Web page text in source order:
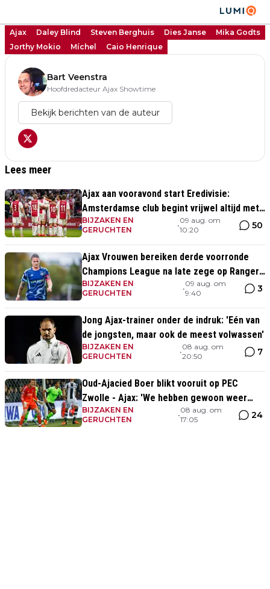
Ajax Daley Blind Steven Berghuis Dies Janse
Mika Godts
Jorthy Mokio
Míchel Caio Henrique
Bart Veenstra
Hoofdredacteur Ajax Showtime
Bekijk berichten van de auteur
Lees meer
Ajax aan vooravond start Eredivisie:
Amsterdamse club begint vrijwel altijd met
zege
BIJZAKEN EN
GERUCHTEN
•
09 aug. om
10:20
50
Ajax Vrouwen bereiken derde voorronde
Champions League na late zege op Rangers
FC
BIJZAKEN EN
GERUCHTEN
•
09 aug. om
9:40
3
Jong Ajax-trainer onder de indruk: 'Eén van
de jongsten, maar ook de meest volwassen'
BIJZAKEN EN
GERUCHTEN
•
08 aug. om
20:50
7
Oud-Ajacied Boer blikt vooruit op PEC
Zwolle - Ajax: 'We hebben gewoon weer
kans tegen Ajax'
BIJZAKEN EN
GERUCHTEN
•
08 aug. om
17:05
24